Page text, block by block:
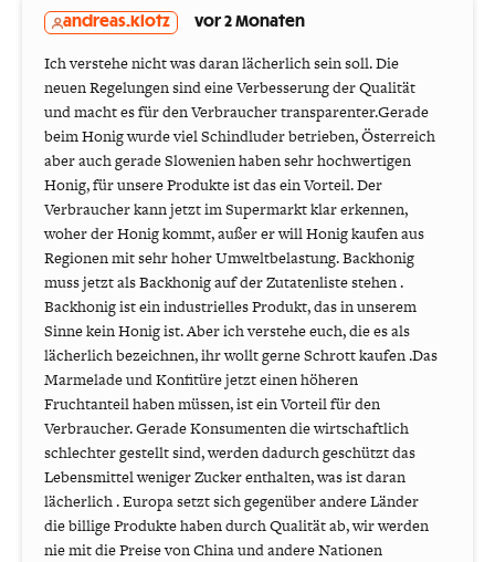
andreas.klotz vor 2 Monaten
Ich verstehe nicht was daran lächerlich sein soll. Die
neuen Regelungen sind eine Verbesserung der Qualität
und macht es für den Verbraucher transparenter.Gerade
beim Honig wurde viel Schindluder betrieben, Österreich
aber auch gerade Slowenien haben sehr hochwertigen
Honig, für unsere Produkte ist das ein Vorteil. Der
Verbraucher kann jetzt im Supermarkt klar erkennen,
woher der Honig kommt, außer er will Honig kaufen aus
Regionen mit sehr hoher Umweltbelastung. Backhonig
muss jetzt als Backhonig auf der Zutatenliste stehen .
Backhonig ist ein industrielles Produkt, das in unserem
Sinne kein Honig ist. Aber ich verstehe euch, die es als
lächerlich bezeichnen, ihr wollt gerne Schrott kaufen .Das
Marmelade und Konfitüre jetzt einen höheren
Fruchtanteil haben müssen, ist ein Vorteil für den
Verbraucher. Gerade Konsumenten die wirtschaftlich
schlechter gestellt sind, werden dadurch geschützt das
Lebensmittel weniger Zucker enthalten, was ist daran
lächerlich . Europa setzt sich gegenüber andere Länder
die billige Produkte haben durch Qualität ab, wir werden
nie mit die Preise von China und andere Nationen